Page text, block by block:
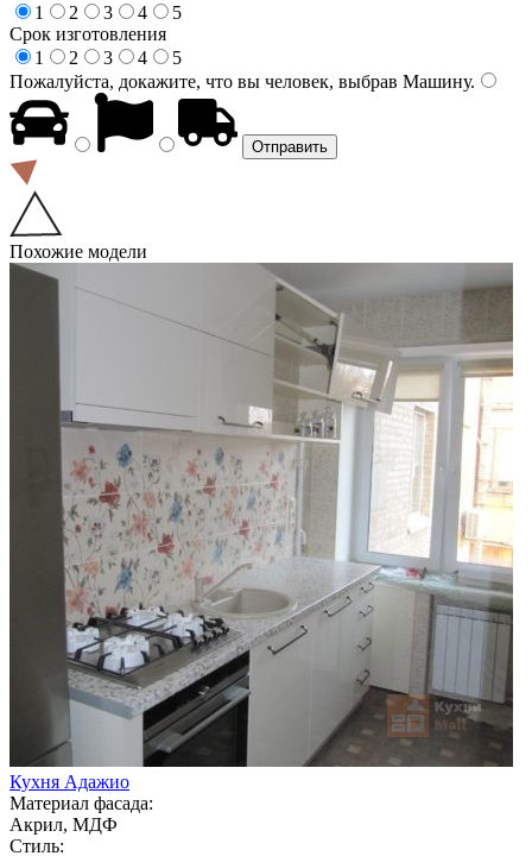
1
2 3 4
5
Срок изготовления
1
2 3 4
5
Пожалуйста, докажите, что вы человек, выбрав Машину.
Похожие модели
Кухня Адажио
Материал фасада:
Акрил, МДФ
Стиль: